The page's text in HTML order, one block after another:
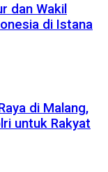
dan Wakil
di Istana
di Malang,
untuk Rakyat